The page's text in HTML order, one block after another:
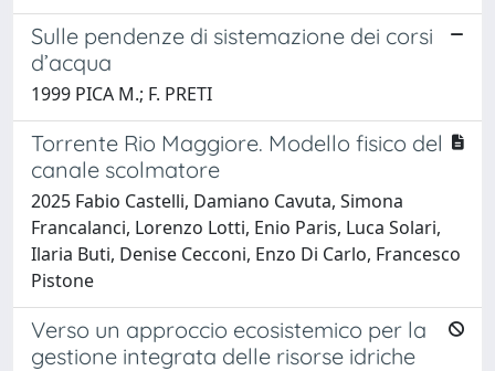
Sulle pendenze di sistemazione dei corsi
d’acqua
1999 PICA M.; F. PRETI
Torrente Rio Maggiore. Modello fisico del
canale scolmatore
2025 Fabio Castelli, Damiano Cavuta, Simona
Francalanci, Lorenzo Lotti, Enio Paris, Luca Solari,
Ilaria Buti, Denise Cecconi, Enzo Di Carlo, Francesco
Pistone
Verso un approccio ecosistemico per la
gestione integrata delle risorse idriche